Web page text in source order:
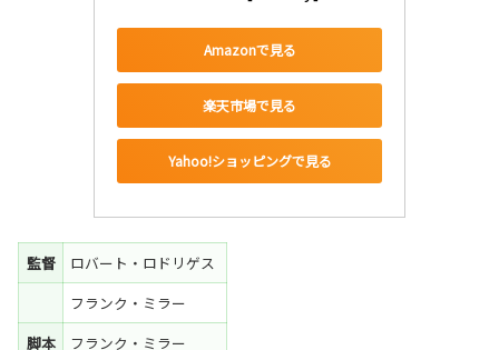
Amazonで見る
楽天市場で見る
Yahoo!ショッピングで見る
監督
ロバート・ロドリゲス
フランク・ミラー
脚本
フランク・ミラー